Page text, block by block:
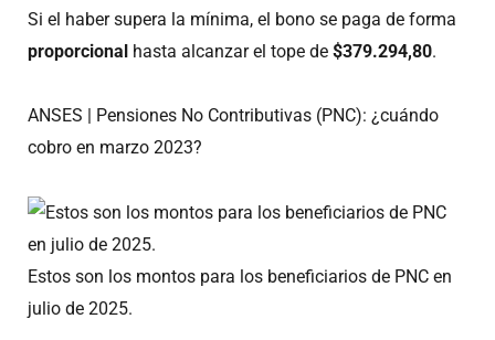
Si el haber supera la mínima, el bono se paga de forma
proporcional hasta alcanzar el tope de $379.294,80.
ANSES | Pensiones No Contributivas (PNC): ¿cuándo
cobro en marzo 2023?
Estos son los montos para los beneficiarios de PNC en
julio de 2025.